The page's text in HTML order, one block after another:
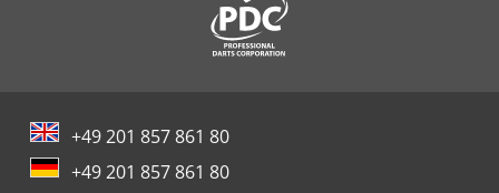
+49 201 857 861 80
+49 201 857 861 80